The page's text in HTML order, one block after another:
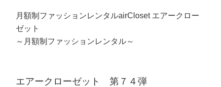
月額制ファッションレンタルairCloset エアークロー
ゼット
～月額制ファッションレンタル～
エアークローゼット 第７４弾